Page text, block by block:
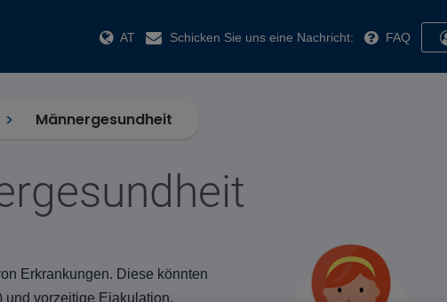
AT Schicken Sie uns eine Nachricht: FAQ
Männergesundheit
Erkrankungen. Diese könnten
und vorzeitige Ejakulation.